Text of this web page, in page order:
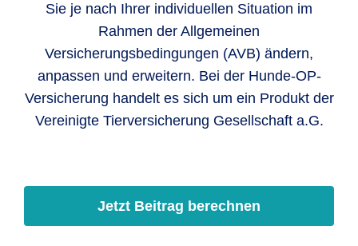
Sie je nach Ihrer individuellen Situation im
Rahmen der Allgemeinen
Versicherungsbedingungen (AVB) ändern,
anpassen und erweitern. Bei der Hunde-OP-
Versicherung handelt es sich um ein Produkt der
Vereinigte Tierversicherung Gesellschaft a.G.
Jetzt Beitrag berechnen